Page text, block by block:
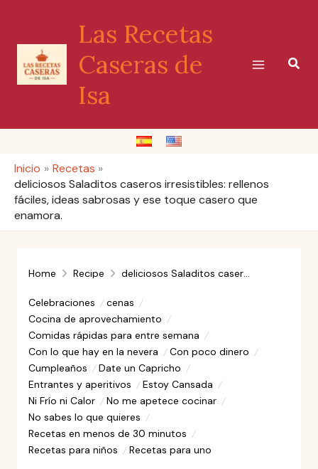
contenido
Las Recetas
Caseras de
Isa
Inicio
Recetas
deliciosos Saladitos caseros irresistibles: rellenos
fáciles, ideas sabrosas y ese toque casero que
enamora.
Home Recipe deliciosos Saladitos caseros irresistibles: rellenos fáciles, ideas sabrosas y ese toque casero que enamora.
Celebraciones
cenas
Cocina de aprovechamiento
Comidas rápidas para entre semana
Con lo que hay en la nevera
Con poco dinero
Cumpleaños
Date un Capricho
Entrantes y aperitivos
Estoy Cansada
Ni Frío ni Calor
No me apetece cocinar
No sabes lo que quieres
Recetas en menos de 30 minutos
Recetas para niños
Recetas para uno